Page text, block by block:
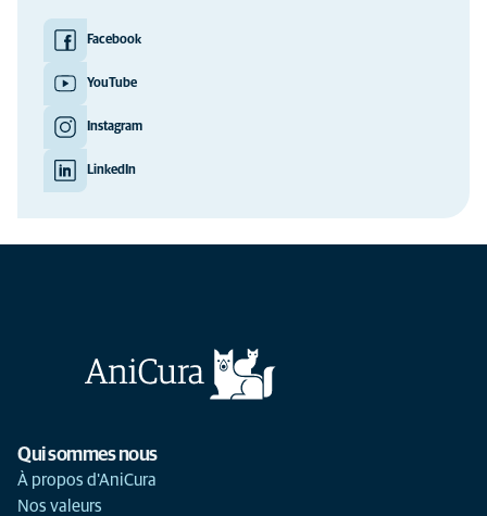
Facebook
YouTube
Instagram
LinkedIn
Qui sommes nous
À propos d'AniCura
Nos valeurs